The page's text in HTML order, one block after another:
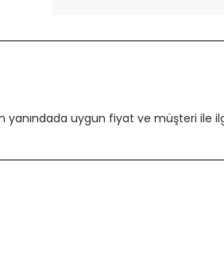
yanındada uygun fiyat ve müşteri ile